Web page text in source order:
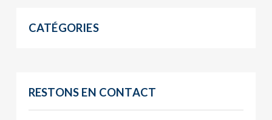
CATÉGORIES
RESTONS EN CONTACT